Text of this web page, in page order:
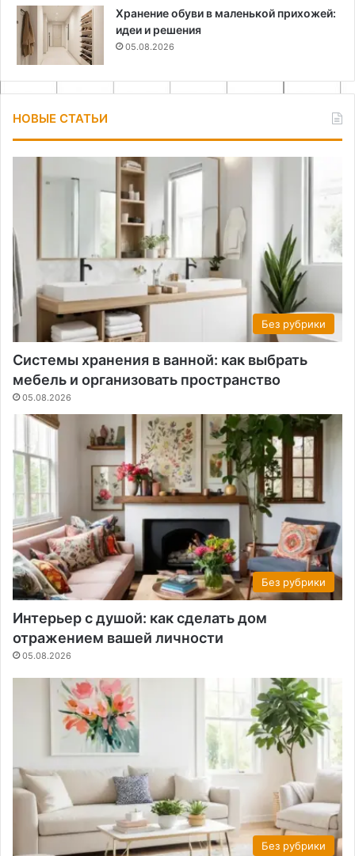
Хранение обуви в маленькой прихожей:
идеи и решения
05.08.2026
НОВЫЕ СТАТЬИ
Без рубрики
Системы хранения в ванной: как выбрать
мебель и организовать пространство
05.08.2026
Без рубрики
Интерьер с душой: как сделать дом
отражением вашей личности
05.08.2026
Без рубрики